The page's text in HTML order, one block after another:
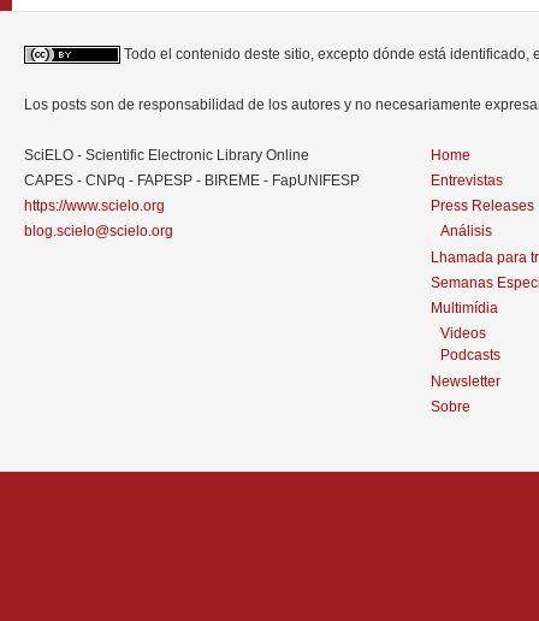
Todo el contenido deste sitio, excepto dónde está identificado,
Los posts son de responsabilidad de los autores y no necesariamente
SciELO - Scientific Electronic Library Online
CAPES - CNPq - FAPESP - BIREME - FapUNIFESP
https://www.scielo.org
blog.scielo@scielo.org
Home
Entrevistas
Press Releases
Análisis
Lhamada para
Semanas
Multimídia
Videos
Podcasts
Newsletter
Sobre